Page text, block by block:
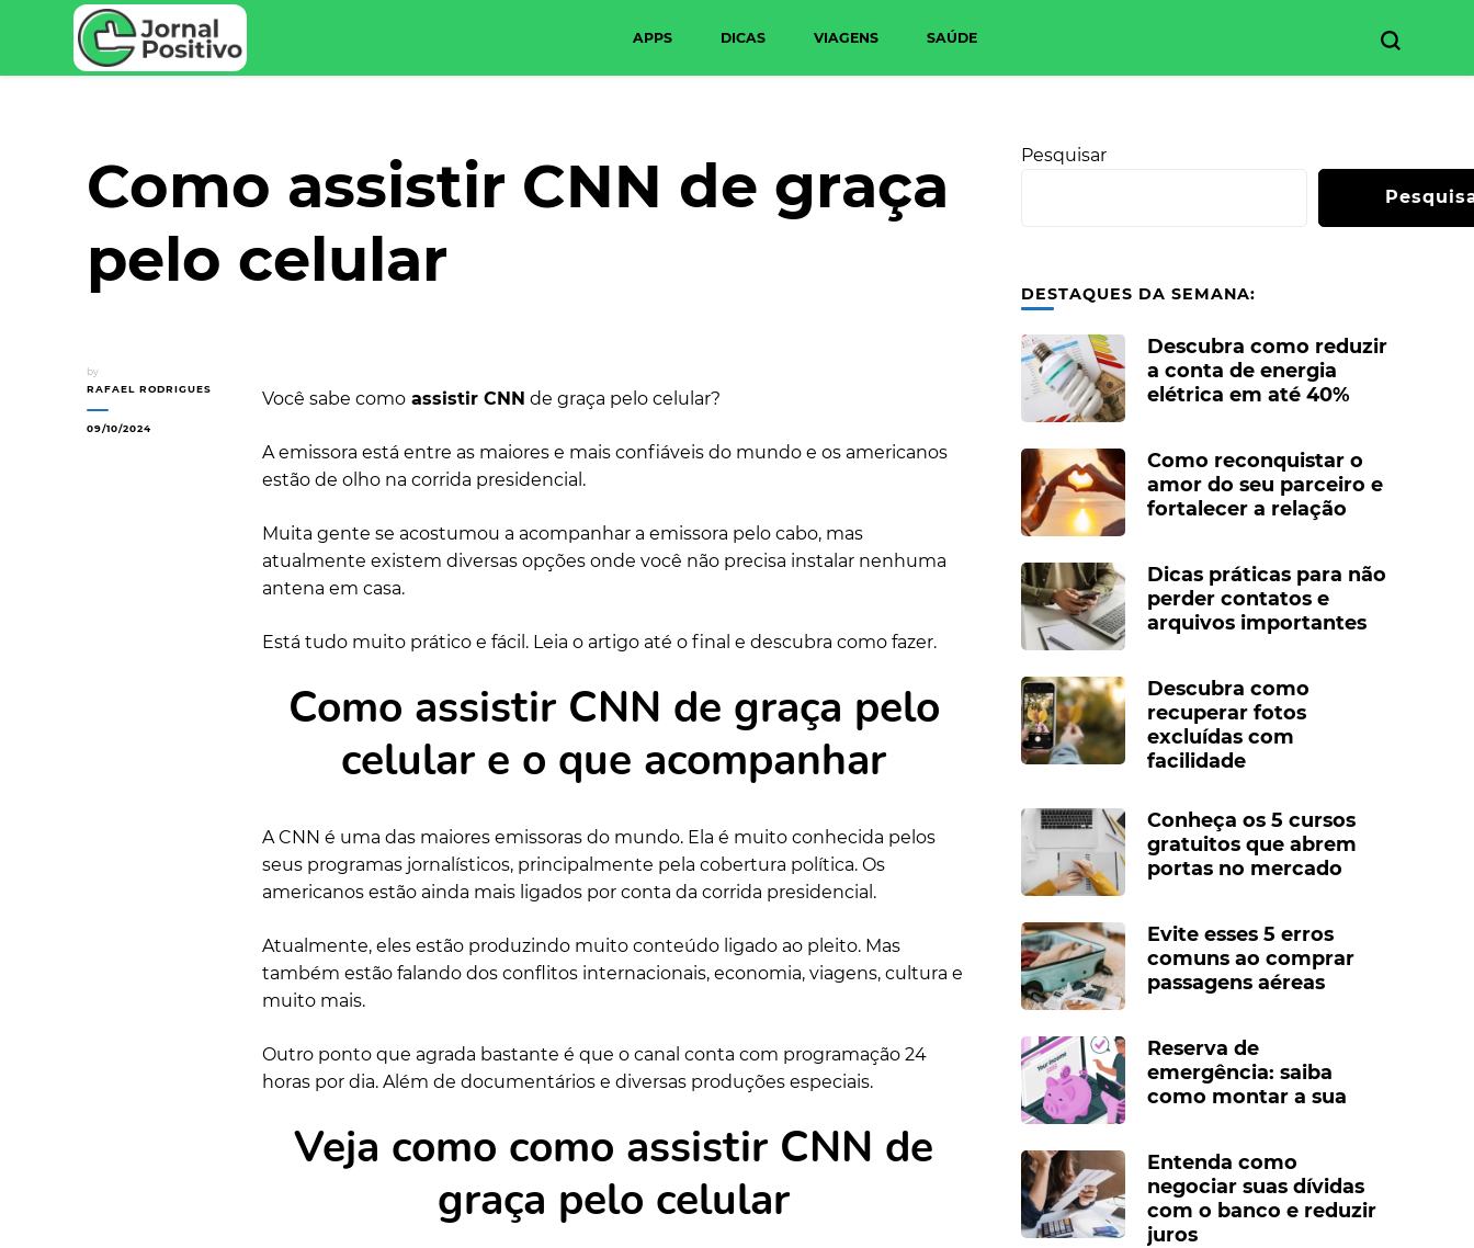
Jornal Positivo
Seu Portal de Notícias e Dicas
APPS DICAS VIAGENS SAÚDE
Como assistir CNN de graça
pelo celular
by
RAFAEL RODRIGUES
09/10/2024
Você sabe como assistir CNN de graça pelo celular?
A emissora está entre as maiores e mais confiáveis do mundo e os americanos
estão de olho na corrida presidencial.
Muita gente se acostumou a acompanhar a emissora pelo cabo, mas
atualmente existem diversas opções onde você não precisa instalar nenhuma
antena em casa.
Está tudo muito prático e fácil. Leia o artigo até o final e descubra como fazer.
Como assistir CNN de graça pelo
celular e o que acompanhar
A CNN é uma das maiores emissoras do mundo. Ela é muito conhecida pelos
seus programas jornalísticos, principalmente pela cobertura política. Os
americanos estão ainda mais ligados por conta da corrida presidencial.
Atualmente, eles estão produzindo muito conteúdo ligado ao pleito. Mas
também estão falando dos conflitos internacionais, economia, viagens, cultura e
muito mais.
Outro ponto que agrada bastante é que o canal conta com programação 24
horas por dia. Além de documentários e diversas produções especiais.
Veja como como assistir CNN de
graça pelo celular
Pesquisar
DESTAQUES DA SEMANA:
Descubra como reduzir
a conta de energia
elétrica em até 40%
Como reconquistar o
amor do seu parceiro e
fortalecer a relação
Dicas práticas para não
perder contatos e
arquivos importantes
Descubra como
recuperar fotos
excluídas com
facilidade
Conheça os 5 cursos
gratuitos que abrem
portas no mercado
Evite esses 5 erros
comuns ao comprar
passagens aéreas
Reserva de
emergência: saiba
como montar a sua
Entenda como
negociar suas dívidas
com o banco e reduzir
juros